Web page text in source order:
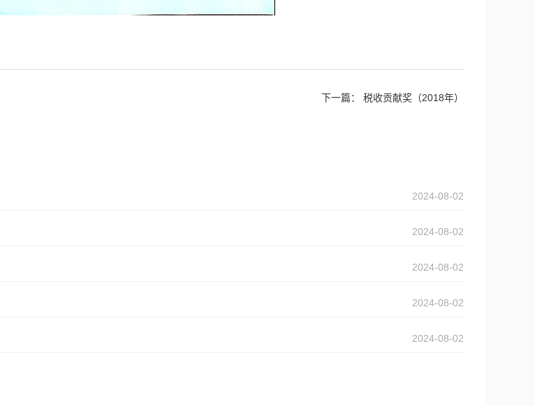
下一篇： 税收贡献奖（2018年）
2024-08-02
2024-08-02
2024-08-02
2024-08-02
2024-08-02